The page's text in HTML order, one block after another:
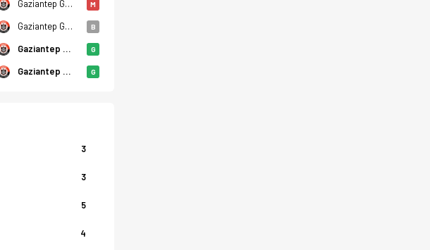
Gaziantep Gazispor M
Gaziantep Gazispor B
Gaziantep Gazispor G
Gaziantep Gazispor G
3
3
5
4